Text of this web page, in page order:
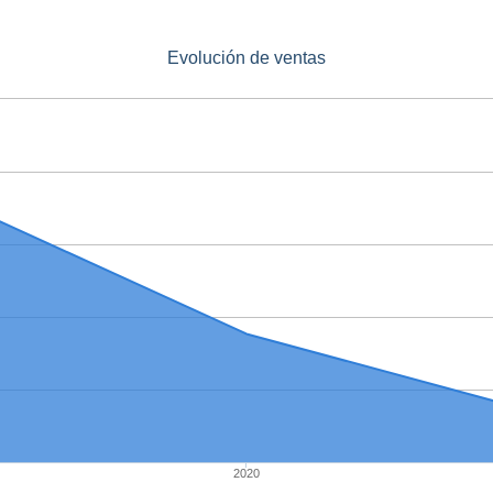
Evolución de ventas
2020